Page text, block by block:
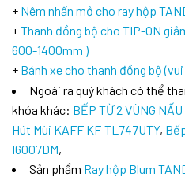
+ Nêm nhấn mở cho ray hộp
+Thanh đồng bộ cho TIP-ON
600-1400mm )
+ Bánh xe cho thanh đồng bộ
Ngoài ra quý khách có thể
khóa khác: BẾP TỪ 2 VÙNG
Hút Mùi KAFF KF-TL747UTY,
I6007DM,
Sản phẩm Ray hộp Blum